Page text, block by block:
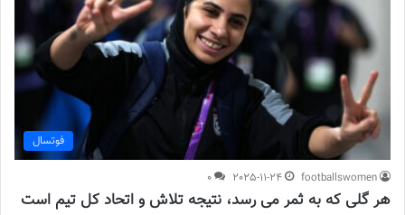
فوتسال
footballswomen
2025-11-24
0
هر گلی که به ثمر می رسد، نتیجه تلاش و اتحاد کل تیم است